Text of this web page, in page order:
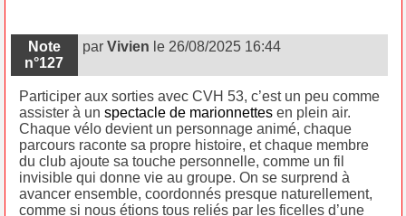
Note
n°127
par Vivien le 26/08/2025 16:44
Participer aux sorties avec CVH 53, c’est un peu comme
assister à un spectacle de marionnettesen plein air.
Chaque vélo devient un personnage animé, chaque
parcours raconte sa propre histoire, et chaque membre
du club ajoute sa touche personnelle, comme un fil
invisible qui donne vie au groupe. On se surprend à
avancer ensemble, coordonnés presque naturellement,
comme si nous étions tous reliés par les ficelles d’une